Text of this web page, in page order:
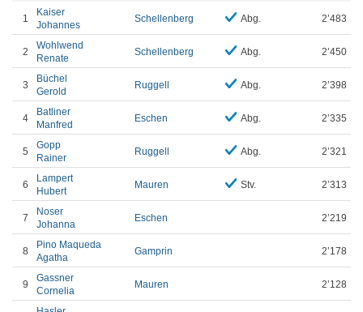
1
Kaiser
Johannes
Schellenberg Abg. 2’483
2
Wohlwend
Renate
Schellenberg Abg. 2’450
3
Büchel
Gerold
Ruggell Abg. 2’398
4
Batliner
Manfred
Eschen Abg. 2’335
5
Gopp
Rainer
Ruggell Abg. 2’321
6
Lampert
Hubert
Mauren Stv. 2’313
7
Noser
Johanna
Eschen 2’219
8
Pino Maqueda
Agatha
Gamprin 2’178
9
Gassner
Cornelia
Mauren 2’128